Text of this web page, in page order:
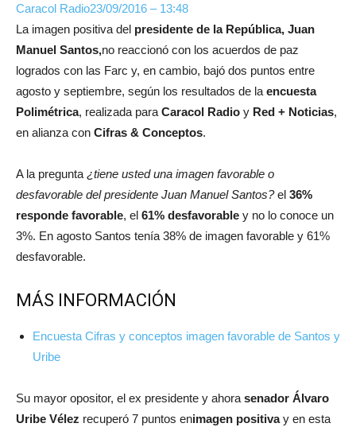
Caracol Radio23/09/2016 – 13:48
La imagen positiva del presidente de la República, Juan
Manuel Santos,no reaccionó con los acuerdos de paz
logrados con las Farc y, en cambio, bajó dos puntos entre
agosto y septiembre, según los resultados de la encuesta
Polimétrica, realizada para Caracol Radio y Red + Noticias,
en alianza con Cifras & Conceptos.
A la pregunta ¿tiene usted una imagen favorable o
desfavorable del presidente Juan Manuel Santos?el 36%
responde favorable, el 61% desfavorable y no lo conoce un
3%. En agosto Santos tenía 38% de imagen favorable y 61%
desfavorable.
MÁS INFORMACIÓN
Encuesta Cifras y conceptos imagen favorable de Santos y
Uribe
Su mayor opositor, el ex presidente y ahora senador Álvaro
Uribe Vélez recuperó 7 puntos enimagen positivay en esta